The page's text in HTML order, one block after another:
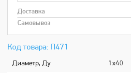
Код товара: П471
Диаметр, Ду 1х40
Доставка
Самовывоз